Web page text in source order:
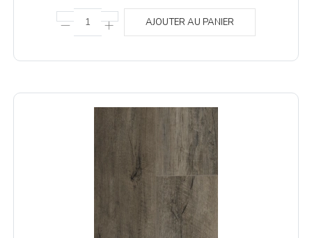
AJOUTER AU PANIER